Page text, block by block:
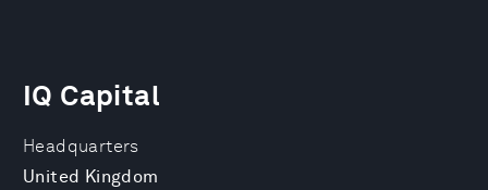
Headquarters
United Kingdom
IQ Capital